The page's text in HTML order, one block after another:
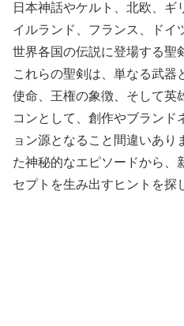
日本神話やケルト、北欧、ギ
イルランド、フランス、ドイ
世界各国の伝説に登場する聖
これらの聖剣は、単なる武器
使命、王権の象徴、そして英
コンとして、創作やブランド
ョン源となること間違いあり
た神秘的なエピソードから、
セプトを生み出すヒントを探